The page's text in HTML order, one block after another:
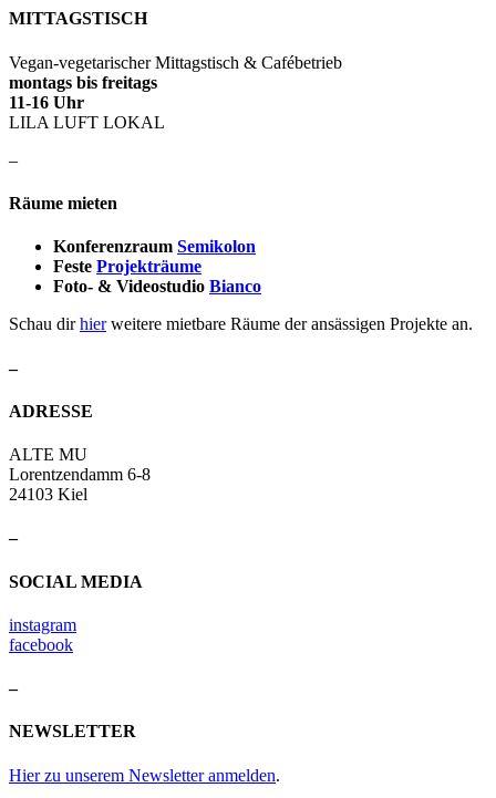
MITTAGSTISCH
Vegan-vegetarischer Mittagstisch & Cafébetrieb
montags bis freitags
11-16 Uhr
LILA LUFT LOKAL
–
Räume mieten
Konferenzraum Semikolon
Feste Projekträume
Foto- & Videostudio Bianco
Schau dirhierweitere mietbare Räume der ansässigen Projekte an.
–
ADRESSE
ALTE MU
Lorentzendamm 6-8
24103 Kiel
–
SOCIAL MEDIA
instagram
facebook
–
NEWSLETTER
Hier zu unserem Newsletter anmelden.